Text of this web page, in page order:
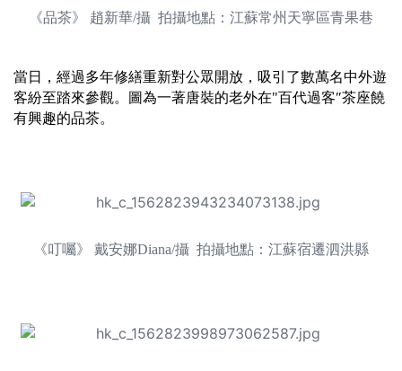
《品茶》 趙新華/攝 拍攝地點：江蘇常州天寧區青果巷
當日，經過多年修繕重新對公眾開放，吸引了數萬名中外遊
客紛至踏來參觀。圖為一著唐裝的老外在"百代過客″茶座饒
有興趣的品茶。
《叮囑》 戴安娜Diana/攝 拍攝地點：江蘇宿遷泗洪縣